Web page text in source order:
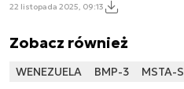
22 listopada 2025, 09:13
Zobacz również
WENEZUELA BMP-3 MSTA-S